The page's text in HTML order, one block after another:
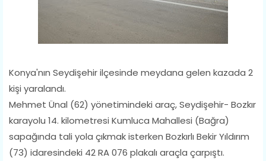
Konya'nın Seydişehir ilçesinde meydana gelen kazada 2
kişi yaralandı.
Mehmet Ünal (62) yönetimindeki araç, Seydişehir- Bozkır
karayolu 14. kilometresi Kumluca Mahallesi​ (Bağra)​ ​
sapağında tali yola çıkmak isterken ​Bozkırlı ​Bekir Yıldırım
(73) idaresindeki 42 RA 076 plakalı araçla çarpıştı.